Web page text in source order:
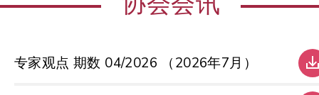
专家观点 期数 04/2026 （2026年7月）